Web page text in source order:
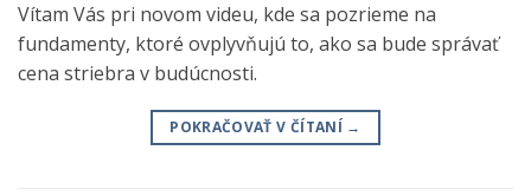
Vítam Vás pri novom videu, kde sa pozrieme na
fundamenty, ktoré ovplyvňujú to, ako sa bude správať
cena striebra v budúcnosti.
POKRAČOVAŤ V ČÍTANÍ →